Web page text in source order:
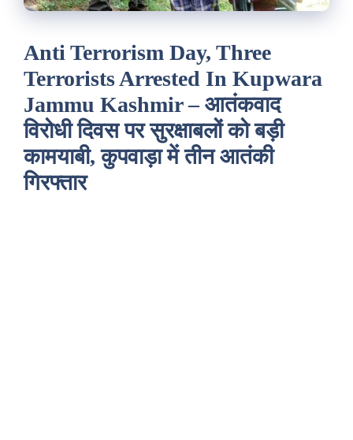
Anti Terrorism Day, Three
Terrorists Arrested In Kupwara
Jammu Kashmir – आतंकवाद
विरोधी दिवस पर सुरक्षाबलों को बड़ी
कामयाबी, कुपवाड़ा में तीन आतंकी
गिरफ्तार